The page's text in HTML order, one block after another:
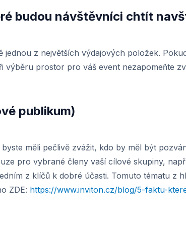
budou návštěvníci chtít
jednou z největších výdajových položek.
výběru prostor pro váš event nezapomeňte
publikum)
měli pečlivě zvážit, kdo by měl být
pro vybrané členy vaší cílové skupiny,
z klíčů k dobré účasti. Tomuto tématu z
ZDE: https://www.inviton.cz/blog/5-faktu-